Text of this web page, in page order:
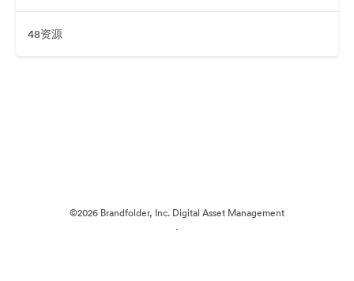
48资源
©2026 Brandfolder, Inc. Digital Asset Management
·